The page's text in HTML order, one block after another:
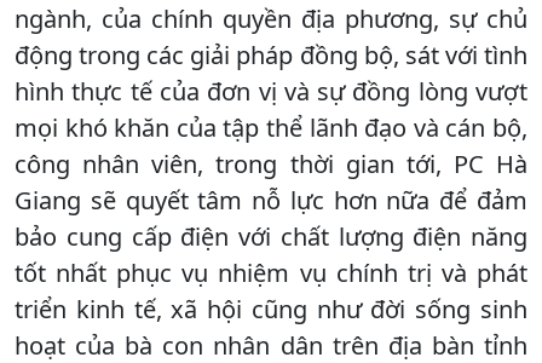
ngành, của chính quyền địa phương, sự chủ
động trong các giải pháp đồng bộ, sát với tình
hình thực tế của đơn vị và sự đồng lòng vượt
mọi khó khăn của tập thể lãnh đạo và cán bộ,
công nhân viên, trong thời gian tới, PC Hà
Giang sẽ quyết tâm nỗ lực hơn nữa để đảm
bảo cung cấp điện với chất lượng điện năng
tốt nhất phục vụ nhiệm vụ chính trị và phát
triển kinh tế, xã hội cũng như đời sống sinh
hoạt của bà con nhân dân trên địa bàn tỉnh